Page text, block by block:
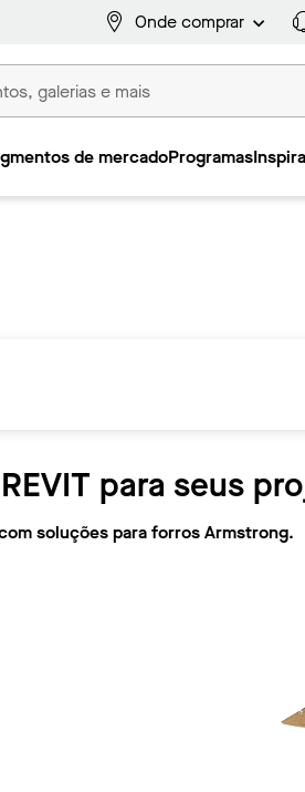
Onde comprar
de mercadoProgramas
para seus
soluções para forros Armstrong.